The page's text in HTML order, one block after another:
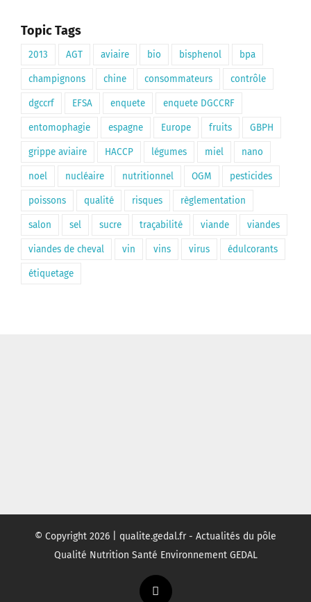
Topic Tags
2013 AGT aviaire bio bisphenol bpa
champignons chine consommateurs contrôle
dgccrf EFSA enquete enquete DGCCRF
entomophagie espagne Europe fruits GBPH
grippe aviaire HACCP légumes miel nano
noel nucléaire nutritionnel OGM pesticides
poissons qualité risques règlementation
salon sel sucre traçabilité viande viandes
viandes de cheval vin vins virus édulcorants
étiquetage
© Copyright 2026 | qualite.gedal.fr - Actualités du pôle
Qualité Nutrition Santé Environnement GEDAL
Twitter